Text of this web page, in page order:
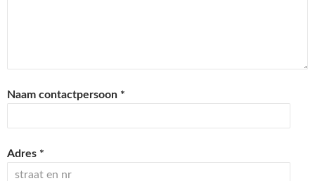
Naam contactpersoon *
Adres *